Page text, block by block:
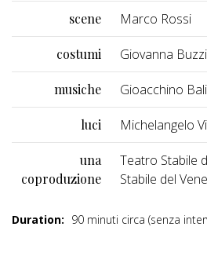
scene Marco Rossi
costumi Giovanna Buzzi
musiche Gioacchino
luci Michelangelo
una
coproduzione
Teatro Stabile
Stabile del
Duration: 90 minuti circa (senza